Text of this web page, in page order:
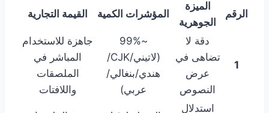
الرقم
الميزة
الجوهرية
المؤشرات الكمية القيمة التجارية
1
دقة لا
تضاهى في
عرض
النصوص
~99%
(لاتيني/CJK/
هندي/بنغالي/
عربي)
جاهزة للاستخدام
المباشر في
الملصقات
واللافتات
استدلال